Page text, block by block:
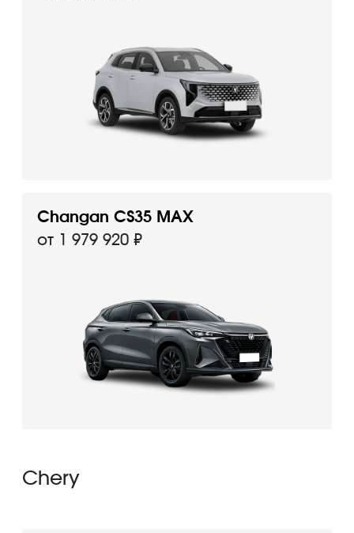
Changan CS35 MAX
от 1 979 920 ₽
Chery